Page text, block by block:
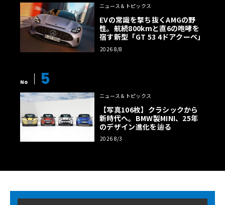
ニュース＆トピックス
EVの常識を撃ち抜くAMGの野
性。航続800kmと直6の咆哮を
宿す新型「GT 53 4ドアクーペ」
2026 8/8
No 5
ニュース＆トピックス
【写真106枚】クラシックから
新時代へ。BMW製MINI、25年
のデザイン進化を辿る
2026 8/3